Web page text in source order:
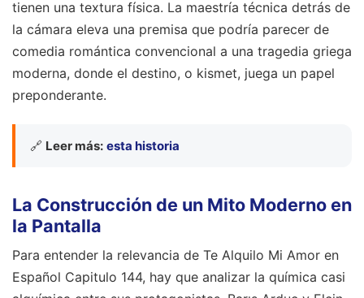
tienen una textura física. La maestría técnica detrás de
la cámara eleva una premisa que podría parecer de
comedia romántica convencional a una tragedia griega
moderna, donde el destino, o kismet, juega un papel
preponderante.
🔗 Leer más: esta historia
La Construcción de un Mito Moderno en
la Pantalla
Para entender la relevancia de Te Alquilo Mi Amor en
Español Capitulo 144, hay que analizar la química casi